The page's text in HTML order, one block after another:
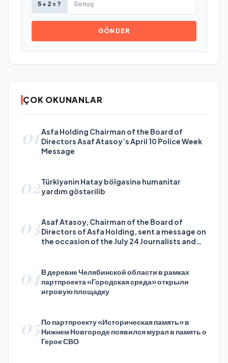
5 + 2 = ?
GÖNDER
ÇOK OKUNANLAR
01Asfa Holding Chairman of the Board of
Directors Asaf Atasoy’s April 10 Police Week
Message
02Türkiyənin Hatay bölgəsinə humanitar
yardım göstərilib
03Asaf Atasoy, Chairman of the Board of
Directors of Asfa Holding, sent a message on
the occasion of the July 24 Journalists and
04В деревне Челябинской области в рамках
партпроекта «Городская среда» открыли
игровую площадку
05По партпроекту «Историческая память» в
Нижнем Новгороде появился мурал в память о
Герое СВО